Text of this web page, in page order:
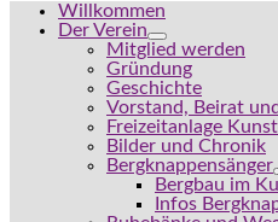
Willkommen
Der Verein
Mitglied werden
Gründung
Geschichte
Vorstand, Beirat
Freizeitanlage
Bilder und Chronik
Bergknappensänger
Bergbau im
Infos